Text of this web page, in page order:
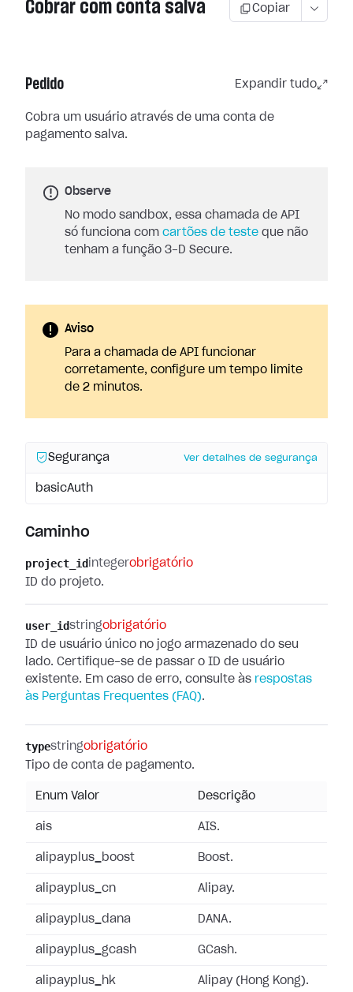
Cobrar com conta salva Copiar
Pedido Expandir tudo
Cobra um usuário através de uma conta de
pagamento salva.
Observe
No modo sandbox, essa chamada de API
só funciona com cartões de teste que não
tenham a função 3-D Secure.
Aviso
Para a chamada de API funcionar
corretamente, configure um tempo limite
de 2 minutos.
Segurança Ver detalhes de segurança
basicAuth
Caminho
project_id integerobrigatório
ID do projeto.
user_idstringobrigatório
ID de usuário único no jogo armazenado do seu
lado. Certifique-se de passar o ID de usuário
existente. Em caso de erro, consulte às respostas
às Perguntas Frequentes (FAQ).
typestringobrigatório
Tipo de conta de pagamento.
Enum Valor Descrição
ais AIS.
alipayplus_boost Boost.
alipayplus_cn Alipay.
alipayplus_dana DANA.
alipayplus_gcash GCash.
alipayplus_hk Alipay (Hong Kong).